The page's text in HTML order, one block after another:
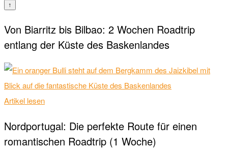
↑
Von Biarritz bis Bilbao: 2 Wochen Roadtrip
entlang der Küste des Baskenlandes
Artikel lesen
Nordportugal: Die perfekte Route für einen
romantischen Roadtrip (1 Woche)